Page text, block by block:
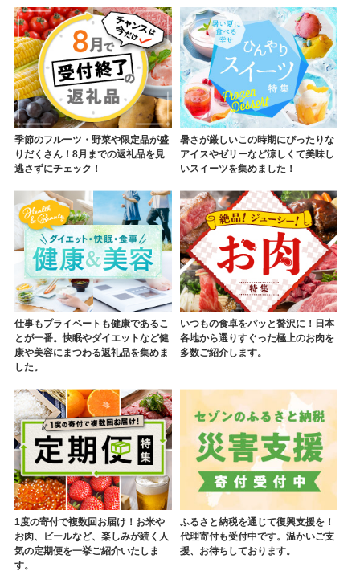
季節のフルーツ・野菜や限定品が盛
りだくさん！8月までの返礼品を見
逃さずにチェック！
暑さが厳しいこの時期にぴったりな
アイスやゼリーなど涼しくて美味し
いスイーツを集めました！
仕事もプライベートも健康であるこ
とが一番。快眠やダイエットなど健
康や美容にまつわる返礼品を集めま
した。
いつもの食卓をパッと贅沢に！日本
各地から選りすぐった極上のお肉を
多数ご紹介します。
1度の寄付で複数回お届け！お米や
お肉、ビールなど、楽しみが続く人
気の定期便を一挙ご紹介いたしま
す。
ふるさと納税を通じて復興支援を！
代理寄付も受付中です。温かいご支
援、お待ちしております。